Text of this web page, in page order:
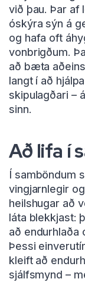
við þau. Þar af
óskýra sýn á
og hafa oft
vonbrigðum.
að bæta
langt í að
skipulagðari –
sinn.
Að lifa í
Í samböndum
vingjarnlegir
heilshugar að
láta blekkjast:
að endurhlaða
Þessi
kleift að
sjálfsmynd –